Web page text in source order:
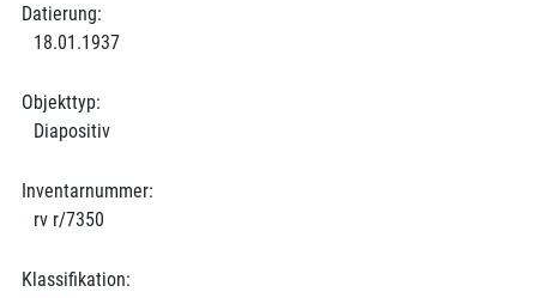
Datierung:
18.01.1937
Objekttyp:
Diapositiv
Inventarnummer:
rv r/7350
Klassifikation: